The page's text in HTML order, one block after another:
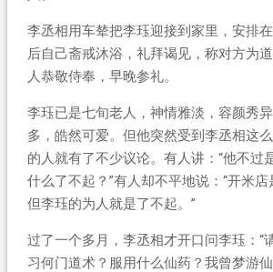
李丞相用车辇把李珏迎接到家里，安排
后自己斋戒沐浴，礼拜谒见，称对方为
人恭敬侍奉，早晚参礼。
李珏已是七旬老人，神情雅淡，容颜秀
多，皓然可爱。但他突然受到李丞相这
的人就有了不少议论。有人讲：“他不过
什么了不起？”有人却不平地说：“开米店
但李珏的为人就是了不起。”
过了一个多月，李丞相才开口问李珏：“
习何门道术？服用什么仙药？我曾梦游